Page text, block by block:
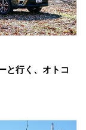
と行く、オトコ